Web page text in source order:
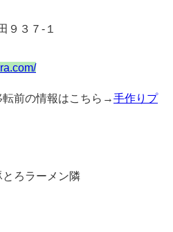
９３７-１
転前の情報はこちら→手作りプ
ろラーメン隣